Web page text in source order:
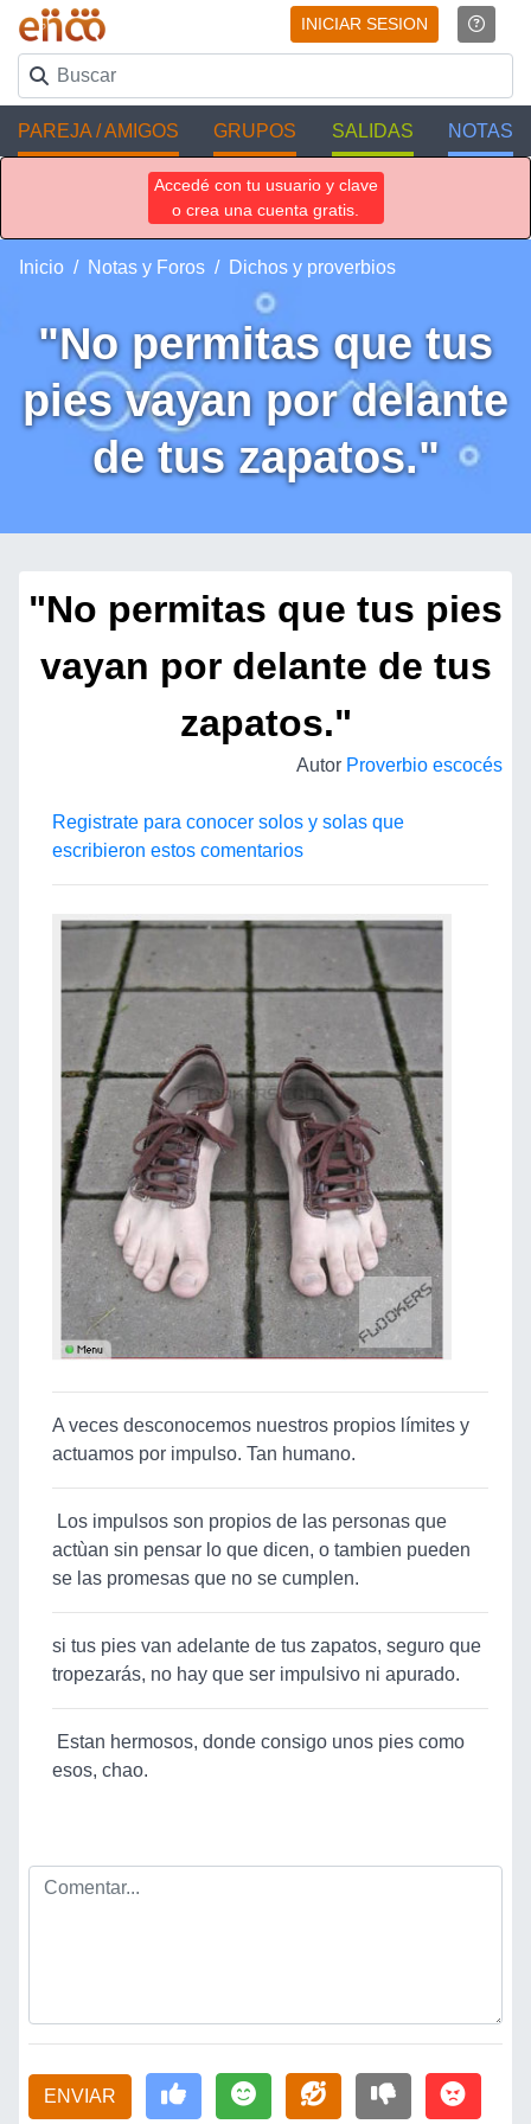
INICIAR SESION
PAREJA / AMIGOS GRUPOS SALIDAS NOTAS
Accedé con tu usuario y clave
o crea una cuenta gratis.
Inicio Notas y Foros Dichos y proverbios
"No permitas que tus
pies vayan por delante
de tus zapatos."
"No permitas que tus pies
vayan por delante de tus
zapatos."
Autor Proverbio escocés
Registrate para conocer solos y solas que
escribieron estos comentarios
A veces desconocemos nuestros propios límites y
actuamos por impulso. Tan humano.
Los impulsos son propios de las personas que
actùan sin pensar lo que dicen, o tambien pueden
se las promesas que no se cumplen.
si tus pies van adelante de tus zapatos, seguro que
tropezarás, no hay que ser impulsivo ni apurado.
Estan hermosos, donde consigo unos pies como
esos, chao.
ENVIAR